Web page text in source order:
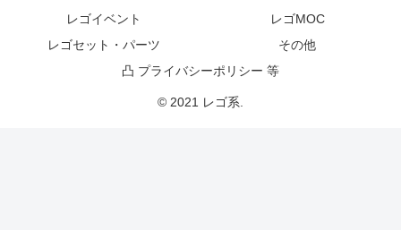
レゴイベント
レゴMOC
レゴセット・パーツ
その他
凸 プライバシーポリシー 等
© 2021 レゴ系.